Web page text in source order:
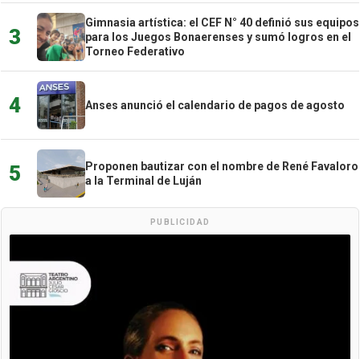
3
Gimnasia artística: el CEF N° 40 definió sus equipos
para los Juegos Bonaerenses y sumó logros en el
Torneo Federativo
4 Anses anunció el calendario de pagos de agosto
5
Proponen bautizar con el nombre de René Favaloro
a la Terminal de Luján
PUBLICIDAD